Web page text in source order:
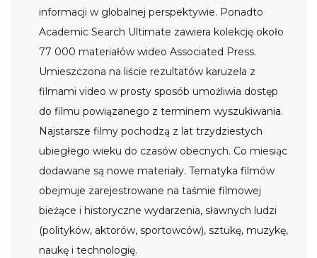
informacji w globalnej perspektywie. Ponadto
Academic Search Ultimate zawiera kolekcję około
77 000 materiałów wideo Associated Press.
Umieszczona na liście rezultatów karuzela z
filmami video w prosty sposób umożliwia dostęp
do filmu powiązanego z terminem wyszukiwania.
Najstarsze filmy pochodzą z lat trzydziestych
ubiegłego wieku do czasów obecnych. Co miesiąc
dodawane są nowe materiały. Tematyka filmów
obejmuje zarejestrowane na taśmie filmowej
bieżące i historyczne wydarzenia, sławnych ludzi
(polityków, aktorów, sportowców), sztukę, muzykę,
naukę i technologię.